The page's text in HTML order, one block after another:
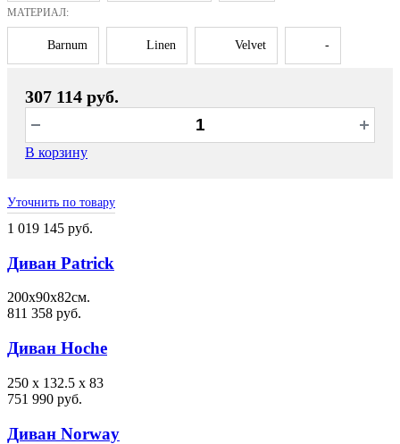
МАТЕРИАЛ:
Barnum Linen Velvet -
307 114 руб.
В корзину
Уточнить по товару
1 019 145 руб.
Диван Patrick
200х90х82см.
811 358 руб.
Диван Hoche
250 x 132.5 x 83
751 990 руб.
Диван Norway